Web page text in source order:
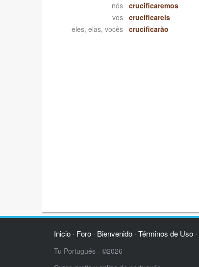
nós
crucificaremos
vos
crucificareis
eles, elas, vocês
crucificarão
Inicio· Foro· Bienvenido· Términos de Uso·
Tu Portugués - ©2026